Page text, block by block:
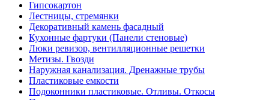
Гипсокартон
Лестницы, стремянки
Декоративный камень фасадный
Кухонные фартуки (Панели стеновые)
Люки ревизор, вентилляционные решетки
Метизы. Гвозди
Наружная канализация. Дренажные трубы
Пластиковые емкости
Подоконники пластиковые. Отливы. Откосы